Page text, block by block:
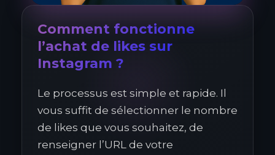
Comment fonctionne
l’achat de likes sur
Instagram ?
Le processus est simple et rapide. Il
vous suffit de sélectionner le nombre
de likes que vous souhaitez, de
renseigner l’URL de votre